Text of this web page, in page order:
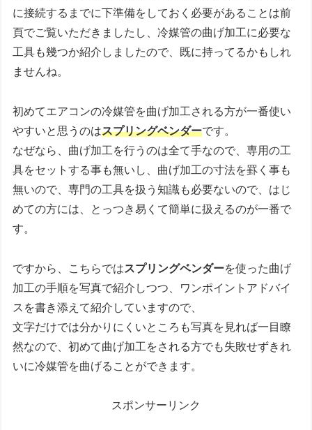
に接続するまでに下準備をしておく必要があることは前
頁でご覧いただきましたし、冷媒管の曲げ加工に必要な
工具も幾つか紹介しましたので、既に持ってるかもしれ
ませんね。
初めてエアコンの冷媒管を曲げ加工される方が一番使い
やすいと思うのはスプリングベンダーです。
なぜなら、曲げ加工を行うのは全て手なので、専用の工
具をセットする事も無いし、曲げ加工の寸法を罫く事も
無いので、専門の工具を扱う知識も必要ないので、はじ
めての方には、とっつき易くて簡単に扱えるのが一番で
す。
ですから、こちらではスプリングベンダーを使った曲げ
加工の手順を写真で紹介しつつ、ワンポイントアドバイ
スを書き添えて紹介していますので、
文字だけでは分かりにくいところも写真を見れば一目瞭
然なので、初めて曲げ加工をされる方でも失敗せずきれ
いに冷媒管を曲げることができます。
スポンサーリンク